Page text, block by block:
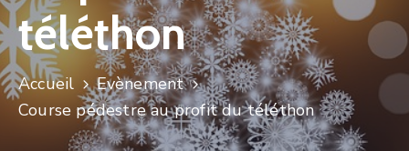
Services
Jeunesse
téléthon
Accueil
Evènement
Course pédestre au profit du téléthon